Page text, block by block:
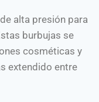
alta presión para
burbujas se
cosméticas y
extendido entre